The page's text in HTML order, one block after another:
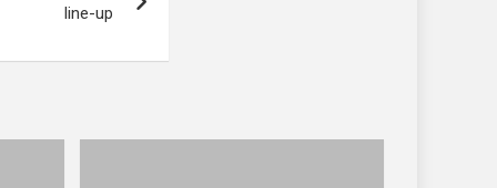
line-up